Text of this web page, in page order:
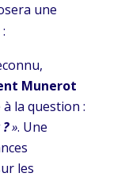
une
Munerot
la question :
». Une
les